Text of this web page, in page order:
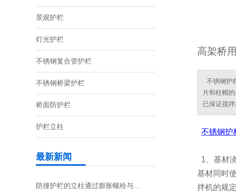
景观护栏
灯光护栏
不锈钢复合管护栏
不锈钢桥梁护栏
桥面防护栏
护栏立柱
最新新闻
防撞护栏的立柱通过膨胀螺栓与…
高架桥
不锈钢护
片和柱帽
已保证搅
不锈钢护
1、基材
基材同时
拌机的规